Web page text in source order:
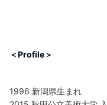
＜Profile＞
1996 新潟県生まれ